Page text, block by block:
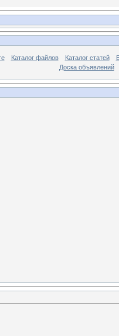
Каталог файлов Каталог статей
Доска объявлений